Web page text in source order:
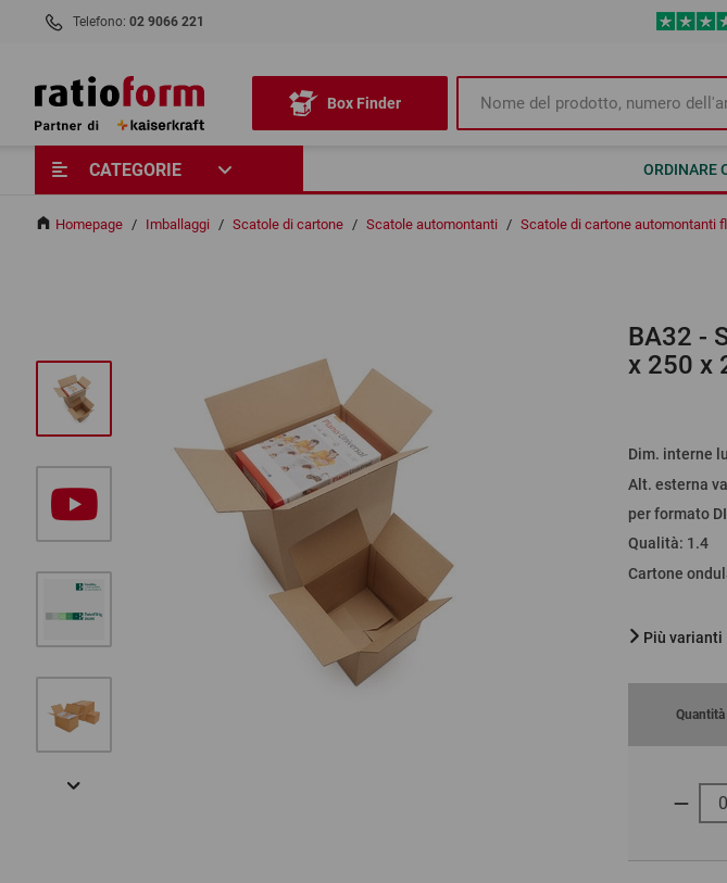
Telefono: 02 9066 221
Box Finder
CATEGORIE ORDINARE
Homepage / Imballaggi / Scatole di cartone / Scatole automontanti / Scatole di cartone automontanti
ABBIAMO BISOGNO DEL TUO
CONSENSO PER CARICARE IL
SERVIZIO YOUTUBE!
Usiamo un servizio di terze parti per incorporare
contenuti video. Questo servizio può raccogliere
dati sulle sue attività. Accetta di utilizzare il servizio
per visualizzare questo video.
Accettare
BA32 -
x 250 x
Dim. interne
Alt. esterna
per formato
Qualità: 1.4
Cartone
Più varianti
Quantità